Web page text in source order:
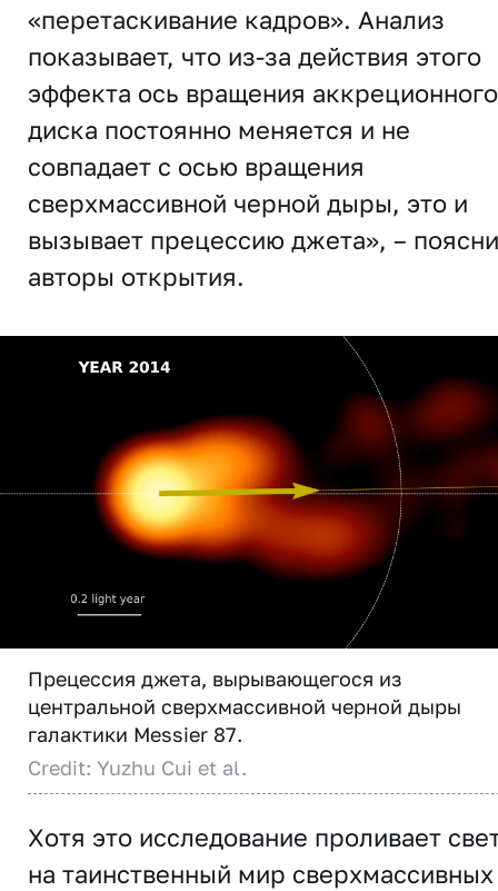
«перетаскивание кадров». Анализ
показывает, что из-за действия этого
эффекта ось вращения аккреционного
диска постоянно меняется и не
совпадает с осью вращения
сверхмассивной черной дыры, это и
вызывает прецессию джета», –
авторы открытия.
Прецессия джета, вырывающегося из
центральной сверхмассивной черной дыры
галактики Messier 87.
Credit: Yuzhu Cui et al.
Хотя это исследование проливает
на таинственный мир сверхмассивных